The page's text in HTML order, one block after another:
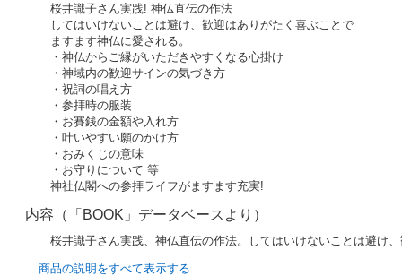
桜井識子さん実践! 神仏直伝の作法
してはいけないことは避け、歓迎はありがたく喜ぶことで
ますます神仏に愛される。
・神仏からご縁がいただきやすくなる心掛け
・神域内の歓迎サインの気づき方
・祝詞の唱え方
・参拝時の服装
・お賽銭の金額や入れ方
・叶いやすい願のかけ方
・おみくじの意味
・お守りについて 等
神社仏閣への参拝ライフがますます充実!
内容（「BOOK」データベースより）
桜井識子さん実践、神仏直伝の作法。してはいけないことは避け
商品の説明をすべて表示する